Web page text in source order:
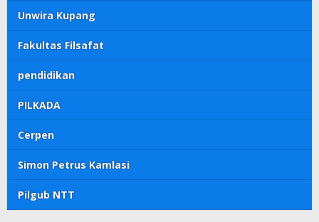
Unwira Kupang
Fakultas Filsafat
pendidikan
PILKADA
Cerpen
Simon Petrus Kamlasi
Pilgub NTT